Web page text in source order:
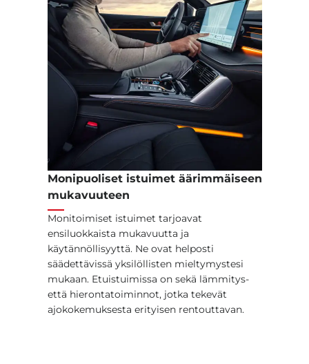
Monipuoliset istuimet äärimmäiseen
mukavuuteen
Monitoimiset istuimet tarjoavat
ensiluokkaista mukavuutta ja
käytännöllisyyttä. Ne ovat helposti
säädettävissä yksilöllisten mieltymystesi
mukaan. Etuistuimissa on sekä lämmitys-
että hierontatoiminnot, jotka tekevät
ajokokemuksesta erityisen rentouttavan.